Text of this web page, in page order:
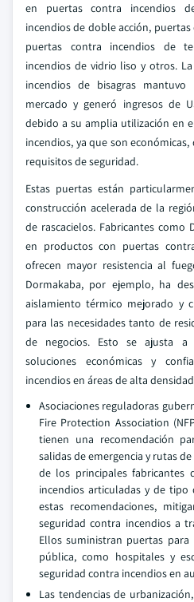
en puertas contra incendios
incendios de doble acción,
puertas contra incendios de
incendios de vidrio liso y otros.
incendios de bisagras
mercado y generó ingresos de
debido a su amplia utilización en
incendios, ya que son
requisitos de seguridad.
Estas puertas están
construcción acelerada de la
de rascacielos. Fabricantes como
en productos con puertas
ofrecen mayor resistencia al
Dormakaba, por ejemplo, ha
aislamiento térmico mejorado y
para las necesidades tanto de
de negocios. Esto se ajusta a
soluciones económicas y
incendios en áreas de alta
Asociaciones reguladoras
Fire Protection Association
tienen una recomendación
salidas de emergencia y rutas
de los principales fabricantes
incendios articuladas y de
estas recomendaciones,
seguridad contra incendios a
Ellos suministran puertas
pública, como hospitales y
seguridad contra incendios en
Las tendencias de